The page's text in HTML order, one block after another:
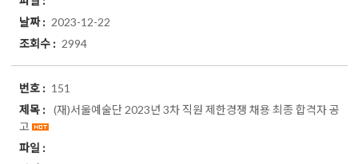
2023-12-22
2994
151
(재)서울예술단 2023년 3차 직원 제한경쟁 채용 최종 합격자 공
고